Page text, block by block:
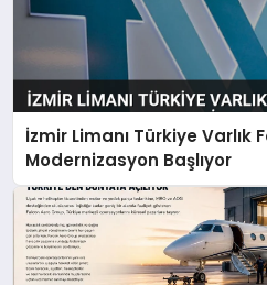
İzmir Limanı Türkiye Varlık
Modernizasyon Başlıyor